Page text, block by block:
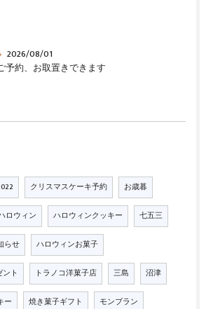
2026/08/01
予約、お取置きできます
クリスマスケーキ予約 お歳暮
ロウィン ハロウィンクッキー 七五三
らせ ハロウィンお菓子
ト トラノコ洋菓子店 三島 沼津
ー 焼き菓子ギフト モンブラン